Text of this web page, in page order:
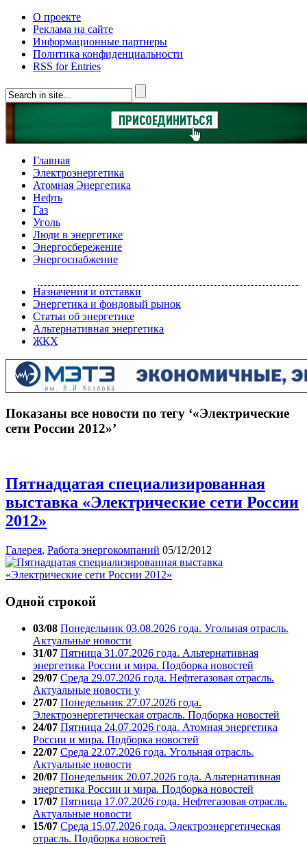
О проекте
Реклама на сайте
Информационные партнеры
Политика конфиденциальности
RSS for Entries
Главная
Электроэнергетика
Атомная Энергетика
Нефть
Газ
Уголь
Люди в энергетике
Энергосбережение
Энергоснабжение
Назначения и отставки
Энергетика и фондовый рынок
Статьи об энергетике
Альтернативная энергетика
ЖКХ
Показаны все новости по тегу ‘«Электрические
сети России 2012»’
Пятнадцатая специализированная
выставка «Электрические сети России
2012»
Галерея, Работа энергокомпаний 05/12/2012
Одной строкой
03/08 Понедельник 03.08.2026 года. Угольная отрасль.
Актуальные новости
31/07 Пятница 31.07.2026 года. Альтернативная
энергетика России и мира. Подборка новостей
29/07 Среда 29.07.2026 года. Нефтегазовая отрасль.
Актуальные новости у
27/07 Понедельник 27.07.2026 года.
Электроэнергетическая отрасль. Подборка новостей
24/07 Пятница 24.07.2026 года. Атомная энергетика
России и мира. Подборка новостей
22/07 Среда 22.07.2026 года. Угольная отрасль.
Актуальные новости
20/07 Понедельник 20.07.2026 года. Альтернативная
энергетика России и мира. Подборка новостей
17/07 Пятница 17.07.2026 года. Нефтегазовая отрасль.
Актуальные новости
15/07 Среда 15.07.2026 года. Электроэнергетическая
отрасль. Подборка новостей